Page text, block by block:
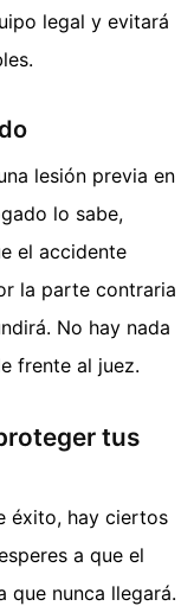
legal y evitará
lesión previa en
lo sabe,
el accidente
la parte contraria
No hay nada
frente al juez.
tus
éxito, hay ciertos
a que el
que nunca llegará.